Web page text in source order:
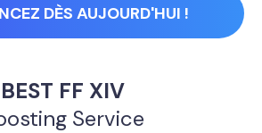
DÈS AUJOURD'HUI !
BEST FF XIV
Service